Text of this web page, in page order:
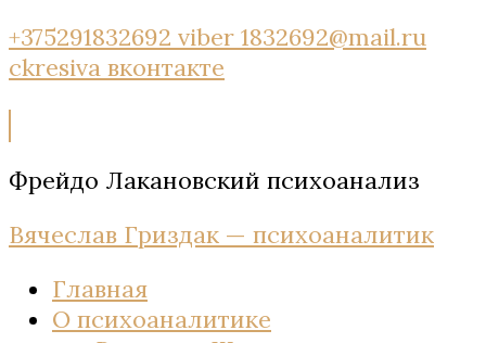
+375291832692 viber 1832692@mail.ru
ckresiva вконтакте
Фрейдо Лакановский психоанализ
Вячеслав Гриздак — психоаналитик
Главная
О психоаналитике